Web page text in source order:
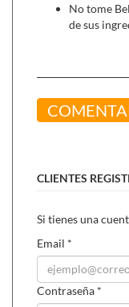
No tome
de sus
CLIENTES
Si tienes una
Email *
Contraseña *